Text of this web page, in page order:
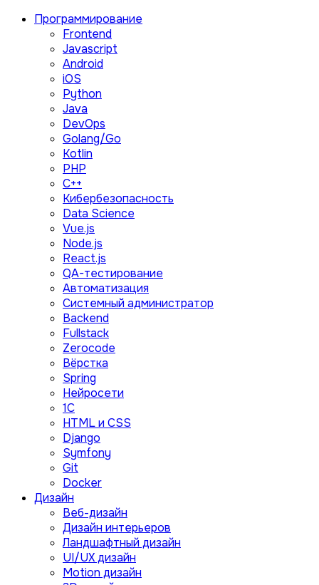
Программирование
Frontend
Javascript
Android
iOS
Python
Java
DevOps
Golang/Go
Kotlin
PHP
C++
Кибербезопасность
Data Science
Vue.js
Node.js
React.js
QA-тестирование
Автоматизация
Системный администратор
Backend
Fullstack
Zerocode
Вёрстка
Spring
Нейросети
1C
HTML и CSS
Django
Symfony
Git
Docker
Дизайн
Веб-дизайн
Дизайн интерьеров
Ландшафтный дизайн
UI/UX дизайн
Motion дизайн